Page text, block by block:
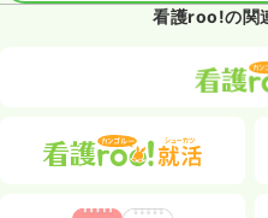
看護roo!の関